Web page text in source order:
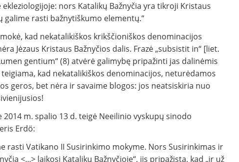
nors Katalikų Bažnyčia yra tikroji Kristaus
galime rasti bažnytiškumo elementų.“
kad nekatalikiškos krikščioniškos denominacijos
Jėzaus Kristaus Bažnyčios dalis. Frazė „subsistit in“ [liet.
gentium“ (8) atvėrė galimybę pripažinti jas dalinėmis
kad nekatalikiškos denominacijos, neturėdamos
geros, bet nėra ir savaime blogos: jos neatsiskiria nuo
m. spalio 13 d. teigė Neeilinio vyskupų sinodo
Erdö:
rasti Vatikano II Susirinkimo mokyme. Nors Susirinkimas ir
<...> laikosi Katalikų Bažnyčioje“, jis pripažįsta, kad „ir už